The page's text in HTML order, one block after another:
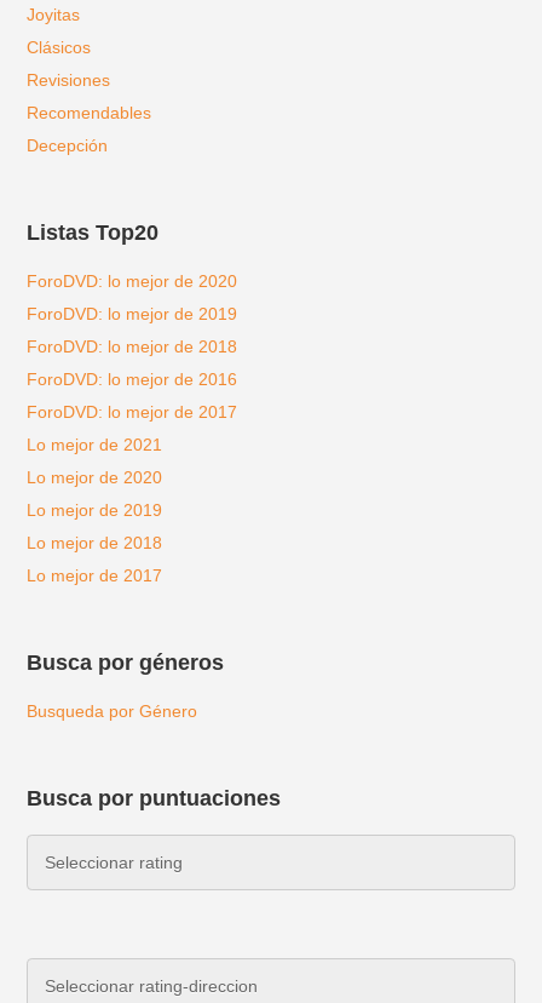
Joyitas
Clásicos
Revisiones
Recomendables
Decepción
Listas Top20
ForoDVD: lo mejor de 2020
ForoDVD: lo mejor de 2019
ForoDVD: lo mejor de 2018
ForoDVD: lo mejor de 2016
ForoDVD: lo mejor de 2017
Lo mejor de 2021
Lo mejor de 2020
Lo mejor de 2019
Lo mejor de 2018
Lo mejor de 2017
Busca por géneros
Busqueda por Género
Busca por puntuaciones